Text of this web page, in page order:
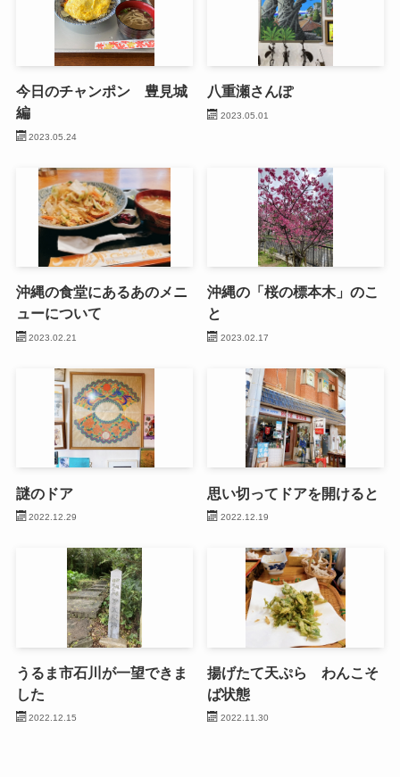
今日のチャンポン 豊見城
編
2023.05.24
八重瀬さんぽ
2023.05.01
沖縄の食堂にあるあのメニ
ューについて
2023.02.21
沖縄の「桜の標本木」のこ
と
2023.02.17
謎のドア
2022.12.29
思い切ってドアを開けると
2022.12.19
うるま市石川が一望できま
した
2022.12.15
揚げたて天ぷら わんこそ
ば状態
2022.11.30